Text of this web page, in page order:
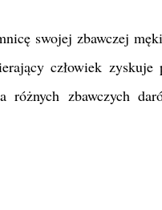
swojej zbawczej
człowiek zyskuje
zbawczych